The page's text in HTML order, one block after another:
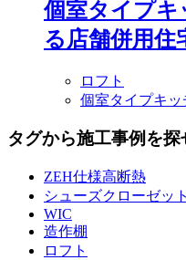
個室タイプ
る店舗併用住
ロフト
個室タイプキッ
タグから施工事例を探
ZEH仕様高断熱
シューズクローゼット
WIC
造作棚
ロフト